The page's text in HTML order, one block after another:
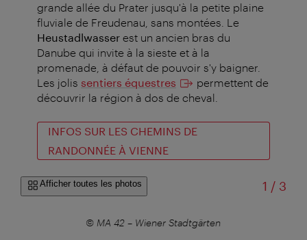
grande allée du Prater jusqu'à la petite plaine
fluviale de Freudenau, sans montées. Le
Heustadlwasser est un ancien bras du
Danube qui invite à la sieste et à la
promenade, à défaut de pouvoir s'y baigner.
Les jolis sentiers équestres
permettent de
découvrir la région à dos de cheval.
INFOS SUR LES CHEMINS DE
RANDONNÉE À VIENNE
Afficher toutes les photos 1 /sur
3
© MA 42 – Wiener Stadtgärten